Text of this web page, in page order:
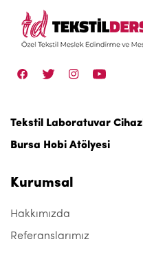
Tekstil Laboratuvar
Bursa Hobi Atölyesi
Kurumsal
Hakkımızda
Referanslarımız